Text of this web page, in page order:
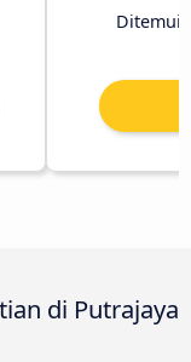
Ditemui
di Putrajaya